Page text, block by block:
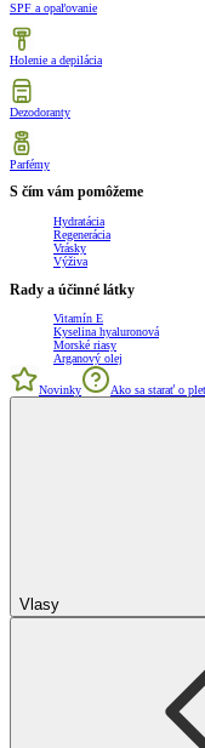
SPF a opaľovanie
Holenie a depilácia
Dezodoranty
Parfémy
S čím vám pomôžeme
Hydratácia
Regenerácia
Vrásky
Výživa
Rady a účinné látky
Vitamín E
Kyselina hyaluronová
Morské riasy
Arganový olej
Novinky Ako sa starať o
Vlasy